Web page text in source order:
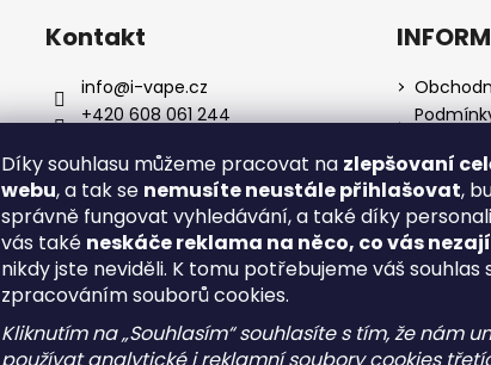
Díky souhlasu můžeme pracovat na zlepšovaní
webu, a tak se nemusíte neustále přihlašovat,
správně fungovat vyhledávání, a také díky
vás také neskáče reklama na něco, co vás
nikdy jste neviděli. K tomu potřebujeme váš souhlas
zpracováním souborů cookies.
Kliknutím na „Souhlasím“ souhlasíte s tím, že nám
Kontakt
info@i-vape.cz
+420 608 061 244
O nás
Doprava
Zrušení